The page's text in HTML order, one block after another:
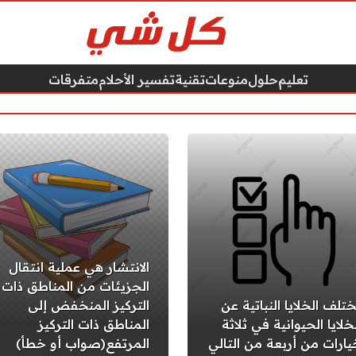
تعليمحلولمنوعاتتقنيةتفسير الأحلاممتفرقات
الخلايا النباتية عن
الحيوانية في ثلاثة
من أربعة من التالي
الانتشار هي عملية انتقال
الجزيئات من المناطق ذات
التركيز المنخفض إلى
المناطق ذات التركيز
المرتفع(صواب أو خطأ)